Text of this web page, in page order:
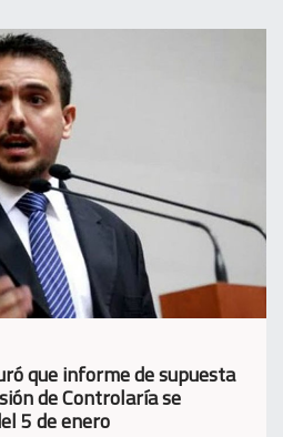
que informe de supuesta
de Controlaría se
5 de enero